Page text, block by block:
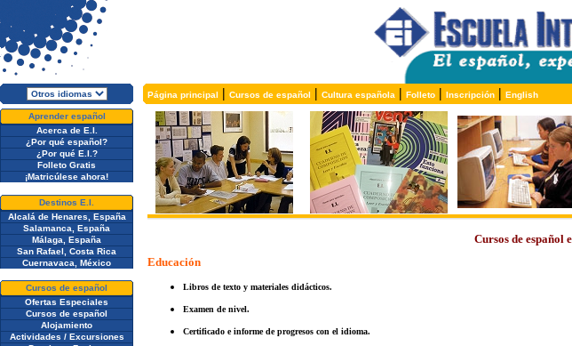
Página principal | Cursos de español | Cultura española | Folleto | Inscripción | English
Aprender español
Acerca de E.I.
¿Por qué español?
¿Por qué E.I.?
Folleto Gratis
¡Matricúlese ahora!
Destinos E.I.
Alcalá de Henares, España
Salamanca, España
Málaga, España
San Rafael, Costa Rica
Cuernavaca, México
Cursos de español
Ofertas Especiales
Cursos de español
Alojamiento
Actividades / Excursiones
Cursos de español
Educación
Libros de texto y materiales didácticos.
Examen de nivel.
Certificado e informe de progresos con el idioma.